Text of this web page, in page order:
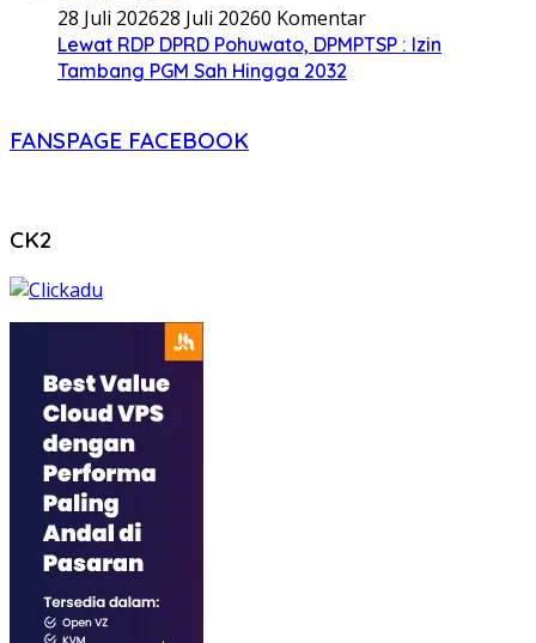
28 Juli 202628 Juli 20260 Komentar
Lewat RDP DPRD Pohuwato, DPMPTSP : Izin
Tambang PGM Sah Hingga 2032
FANSPAGE FACEBOOK
CK2